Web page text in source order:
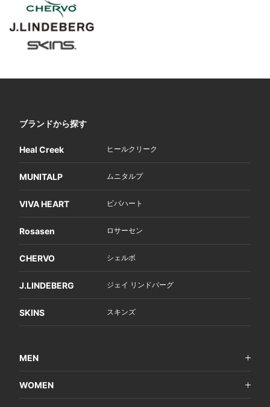
ブランドから探す
Heal Creek ヒールクリーク
MUNITALP ムニタルプ
VIVA HEART ビバハート
Rosasen ロサーセン
CHERVO シェルボ
J.LINDEBERG ジェイ リンドバーグ
SKINS スキンズ
MEN
WOMEN